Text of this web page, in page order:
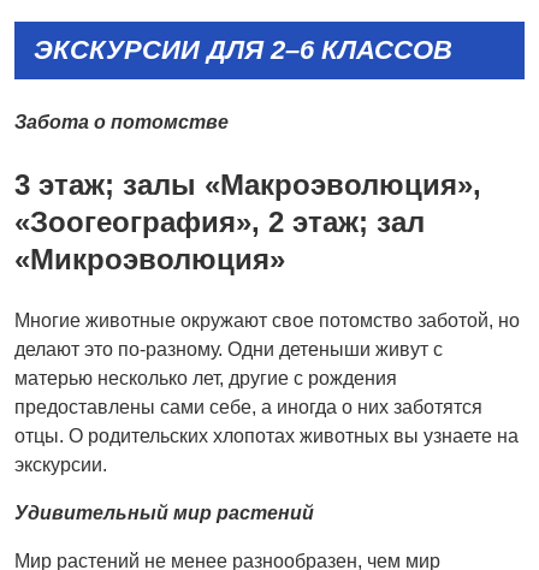
ЭКСКУРСИИ ДЛЯ 2–6 КЛАССОВ
Забота о потомстве
3 этаж; залы «Макроэволюция»,
«Зоогеография», 2 этаж; зал
«Микроэволюция»
Многие животные окружают свое потомство заботой, но
делают это по-разному. Одни детеныши живут с
матерью несколько лет, другие с рождения
предоставлены сами себе, а иногда о них заботятся
отцы. О родительских хлопотах животных вы узнаете на
экскурсии.
Удивительный мир растений
Мир растений не менее разнообразен, чем мир